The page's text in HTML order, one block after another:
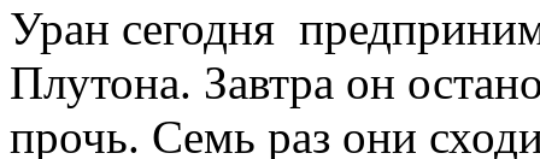
Уран сегодня
Плутона. Завтра он
прочь. Семь раз они